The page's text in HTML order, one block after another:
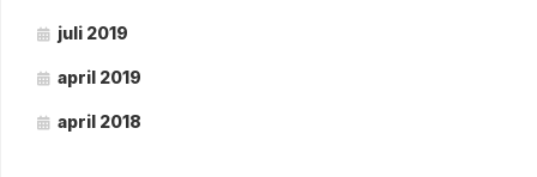
juli 2019
april 2019
april 2018